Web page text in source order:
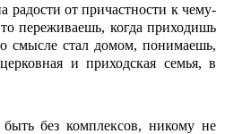
радости от причастности к чему-
переживаешь, когда приходишь
смысле стал домом, понимаешь,
и приходская семья, в
без комплексов, никому не